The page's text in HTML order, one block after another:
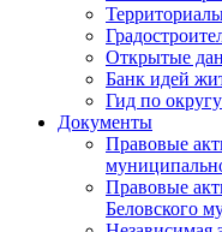
Открытые
Банк идей
Гид по округу
Документы
Правовые
Правовые
Беловского